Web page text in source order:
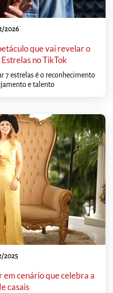
2026
que vai revelar o
no TikTok
7 estrelas é o reconhecimento
e talento
2025
em cenário que celebra a
casais